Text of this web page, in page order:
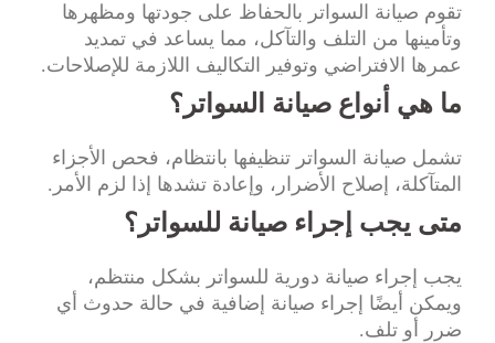
تقوم صيانة السواتر بالحفاظ على جودتها ومظهرها
وتأمينها من التلف والتآكل، مما يساعد في تمديد
عمرها الافتراضي وتوفير التكاليف اللازمة للإصلاحات.
ما هي أنواع صيانة السواتر؟
تشمل صيانة السواتر تنظيفها بانتظام، فحص الأجزاء
المتآكلة، إصلاح الأضرار، وإعادة تشدها إذا لزم الأمر.
متى يجب إجراء صيانة للسواتر؟
يجب إجراء صيانة دورية للسواتر بشكل منتظم،
ويمكن أيضًا إجراء صيانة إضافية في حالة حدوث أي
ضرر أو تلف.